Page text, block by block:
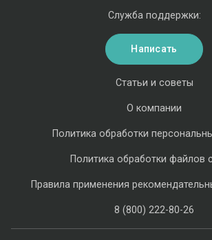
Статьи и советы
О компании
Политика обработки
Политика обработки файлов
Правила применения
8 (800) 222-80-26
Служба поддержки:
Написать